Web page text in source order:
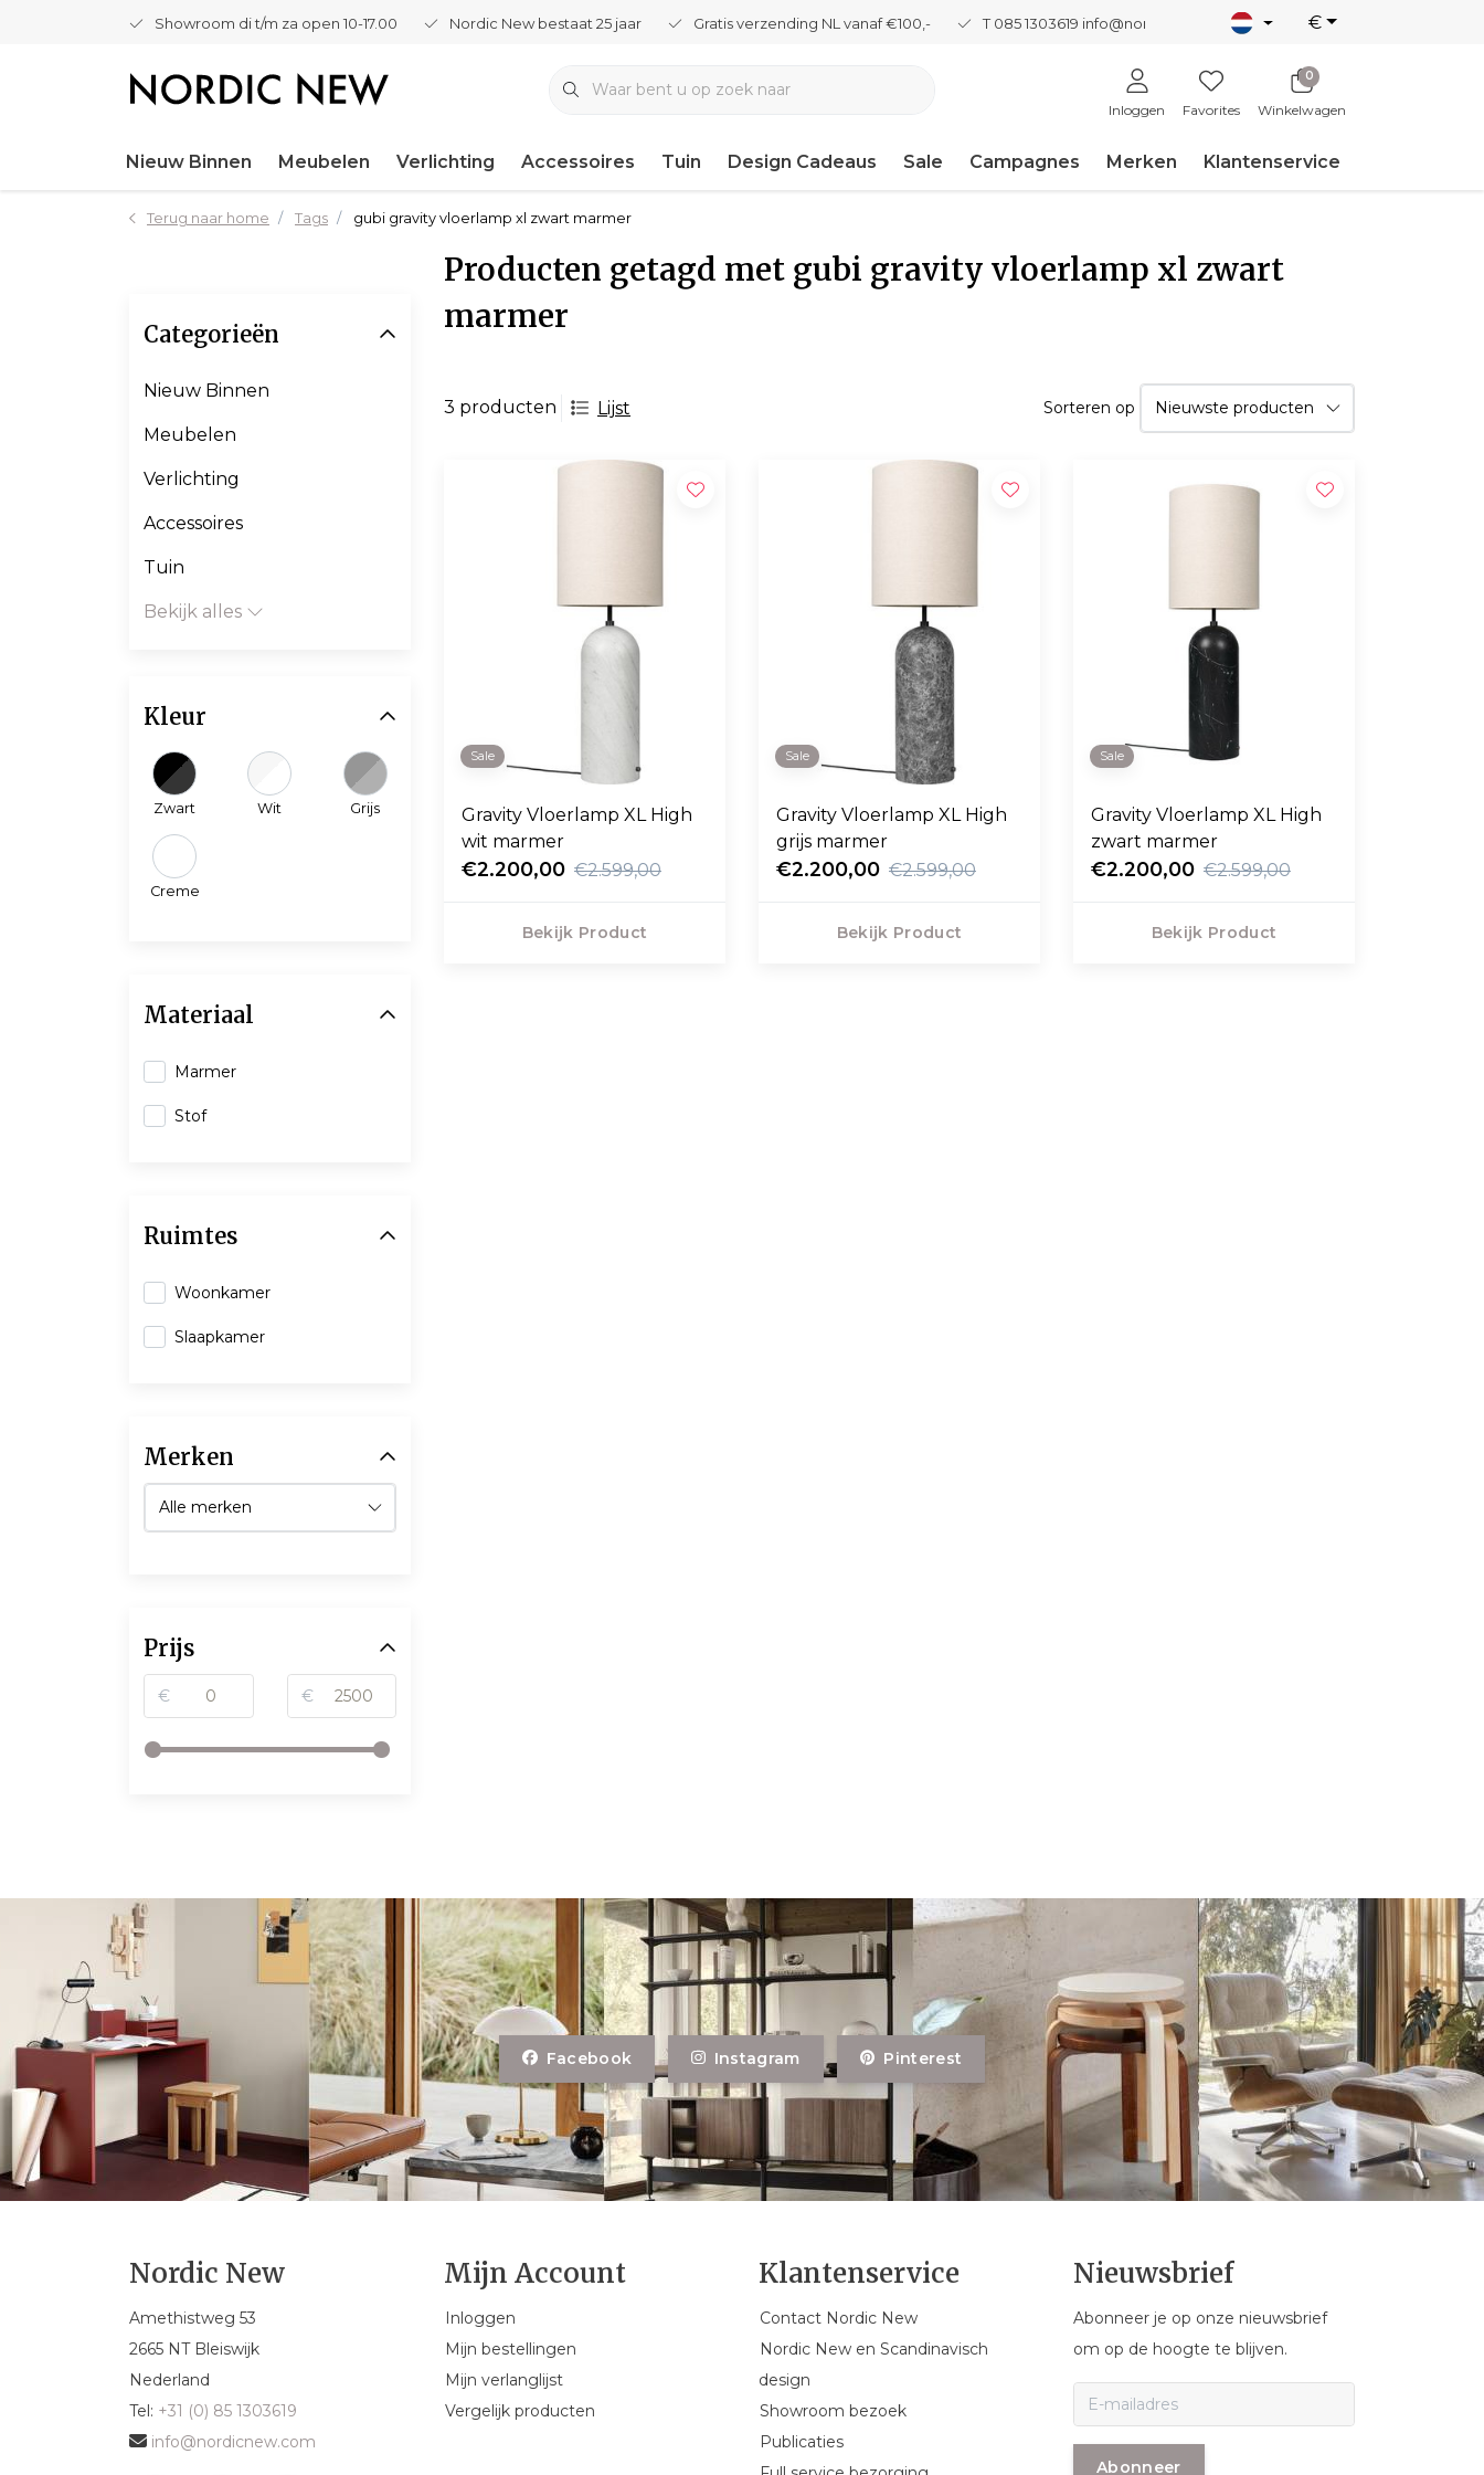
Showroom di t/m za open 10-17.00 Nordic New bestaat 25 jaar Gratis verzending NL vanaf €100,- T 085 1303619 info@nordicnew.nl €
Inloggen Favorites
0
Winkelwagen
Nieuw Binnen Meubelen Verlichting Accessoires Tuin Design Cadeaus Sale Campagnes Merken Klantenservice
Terug naar home Tags gubi gravity vloerlamp xl zwart marmer
Producten getagd met gubi gravity vloerlamp xl zwart
marmer
3 producten Lijst Sorteren op
Sale
Gravity Vloerlamp XL High
wit marmer
€2.200,00 €2.599,00
Bekijk Product
Sale
Gravity Vloerlamp XL High
grijs marmer
€2.200,00 €2.599,00
Bekijk Product
Sale
Gravity Vloerlamp XL High
zwart marmer
€2.200,00 €2.599,00
Bekijk Product
Categorieën
Nieuw Binnen
Meubelen
Verlichting
Accessoires
Tuin
Bekijk alles
Kleur
Zwart Wit Grijs
Creme
Materiaal
Marmer
Stof
Ruimtes
Woonkamer
Slaapkamer
Merken
Prijs
€ €
Facebook Instagram Pinterest
Nordic New
Amethistweg 53
2665 NT Bleiswijk
Nederland
Tel: +31 (0) 85 1303619
info@nordicnew.com
Mijn Account
Inloggen
Mijn bestellingen
Mijn verlanglijst
Vergelijk producten
Klantenservice
Contact Nordic New
Nordic New en Scandinavisch
design
Showroom bezoek
Publicaties
Nieuwsbrief
Abonneer je op onze nieuwsbrief
om op de hoogte te blijven.
Abonneer